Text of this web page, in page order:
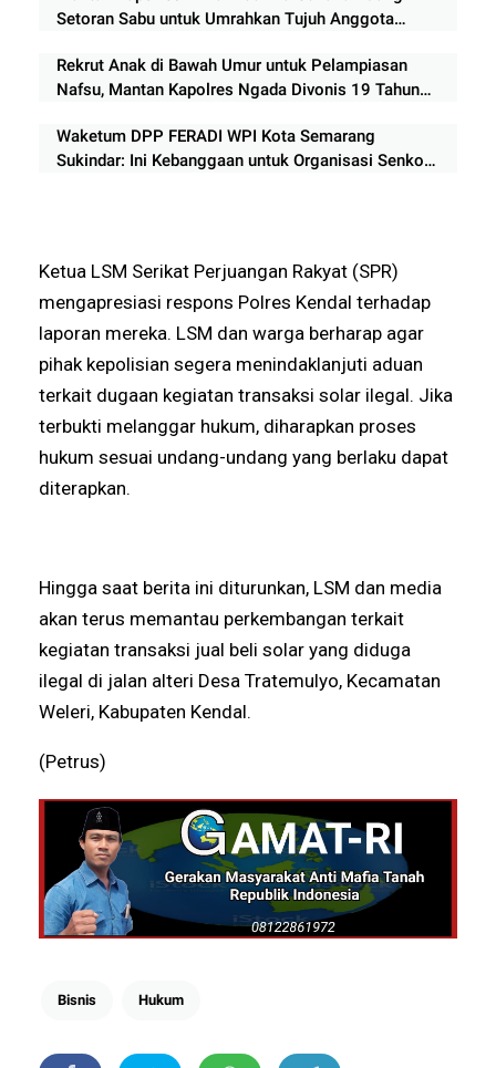
Setoran Sabu untuk Umrahkan Tujuh Anggota
Rekrut Anak di Bawah Umur untuk Pelampiasan
Nafsu, Mantan Kapolres Ngada Divonis 19 Tahun
Waketum DPP FERADI WPI Kota Semarang
Sukindar: Ini Kebanggaan untuk Organisasi Senkom
Ketua LSM Serikat Perjuangan Rakyat (SPR)
mengapresiasi respons Polres Kendal terhadap
laporan mereka. LSM dan warga berharap agar
pihak kepolisian segera menindaklanjuti aduan
terkait dugaan kegiatan transaksi solar ilegal. Jika
terbukti melanggar hukum, diharapkan proses
hukum sesuai undang-undang yang berlaku dapat
diterapkan.
Hingga saat berita ini diturunkan, LSM dan media
akan terus memantau perkembangan terkait
kegiatan transaksi jual beli solar yang diduga
ilegal di jalan alteri Desa Tratemulyo, Kecamatan
Weleri, Kabupaten Kendal.
(Petrus)
Bisnis Hukum